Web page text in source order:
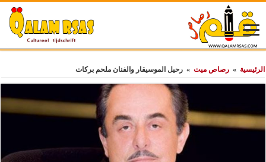
الرئيسية » رصاص ميت » رحيل الموسيقار والفنان ملحم بركات